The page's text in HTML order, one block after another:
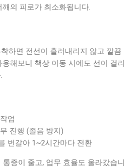
의 피로가 최소화됩니다.
하면 전선이 흘러내리지 않고 깔끔
해보니 책상 이동 시에도 선이 걸리
업
진행 (졸음 방지)
번갈아 1~2시간마다 전환
증이 줄고, 업무 효율도 올라갔습니